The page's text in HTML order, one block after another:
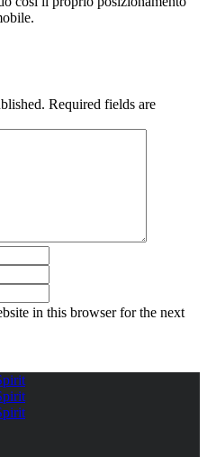
Required fields are
in this browser for the next